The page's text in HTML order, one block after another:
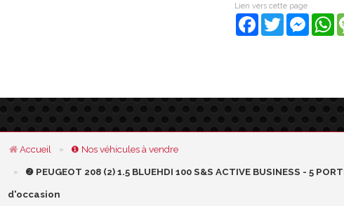
Lien vers cette page
Facebook
Twitter
Accueil ❶ Nos véhiculesà vendre
❷ PEUGEOT 208 (2) 1.5 BLUEHDI 100 S&S ACTIVE BUSINESS -
d'occasion